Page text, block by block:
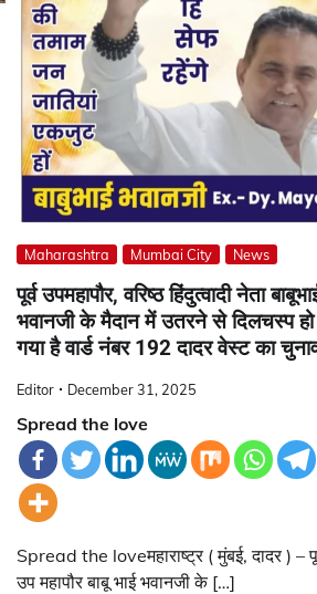
Maharashtra Mumbai City News
पूर्व उपमहापौर, वरिष्ठ हिंदुत्वादी नेता
भवानजी के मैदान में उतरने से दिलचस्प हो
गया है वार्ड नंबर 192 दादर वेस्ट का
Editor December 31, 2025
Spread the love
Spread the loveमहाराष्ट्र ( मुंबई, दादर ) –
उप महापौर बाबू भाई भवानजी के […]